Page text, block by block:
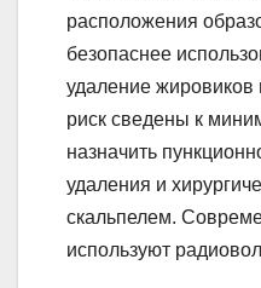
расположения
безопаснее
удаление жировиков
риск сведены к
назначить
удаления и
скальпелем.
используют